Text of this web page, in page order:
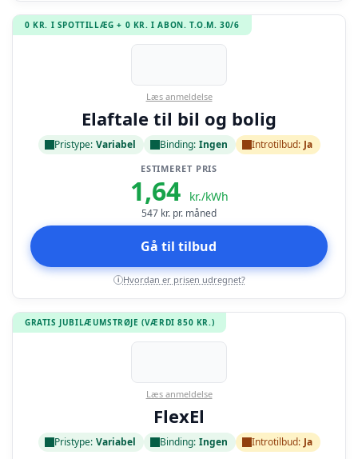
0 KR. I SPOTTILLÆG + 0 KR. I ABON. T.O.M. 30/6
Læs anmeldelse
Elaftale til bil og bolig
Pristype: Variabel Binding: Ingen Introtilbud: Ja
ESTIMERET PRIS
1,64 kr./kWh
547 kr. pr. måned
Gå til tilbud
i Hvordan er prisen udregnet?
GRATIS JUBILÆUMSTRØJE (VÆRDI 850 KR.)
Læs anmeldelse
FlexEl
Pristype: Variabel Binding: Ingen Introtilbud: Ja